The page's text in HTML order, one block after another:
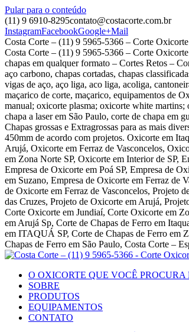
Pular para o conteúdo
(11) 9 6910-8295contato@costacorte.com.br
InstagramFacebookGoogle+Mail
Costa Corte – (11) 9 5965-5366 – Corte
Costa Corte – (11) 9 5965-5366 – Corte
chapas em qualquer formato – Cortes Retos –
aço carbono, chapas cortadas, chapas
vigas de aço, aço liga, aco liga, acoliga,
maçarico de corte, maçarico, equipamentos de
manual; oxicorte plasma; oxicorte white martins;
chapa a laser em São Paulo, corte de chapa em
Chapas grossas e Extragrossas para as mais
450mm de acordo com projetos. Oxicorte em
Arujá, Oxicorte em Ferraz de Vasconcelos,
em Zona Norte SP, Oxicorte em Interior de SP,
Empresa de Oxicorte em Poá SP, Empresa de
em Suzano, Empresa de Oxicorte em Ferraz de
de Oxicorte em Ferraz de Vasconcelos, Projeto
das Cruzes, Projeto de Oxicorte em Arujá,
Corte Oxicorte em Jundiaí, Corte Oxicorte em
em Arujá Sp, Corte de Chapas de Ferro em
em ITAQUÁ SP, Corte de Chapas de Ferro em
Chapas de Ferro em São Paulo, Costa Corte –
O OXICORTE QUE VOCÊ PROCURA
SOBRE
PRODUTOS
EQUIPAMENTOS
CONTATO